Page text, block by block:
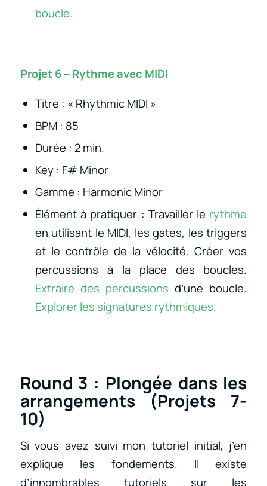
boucle.
Projet 6 – Rythme avec MIDI
Titre : « Rhythmic MIDI »
BPM : 85
Durée : 2 min.
Key : F# Minor
Gamme : Harmonic Minor
Élément à pratiquer : Travailler le rythme
en utilisant le MIDI, les gates, les triggers
et le contrôle de la vélocité. Créer vos
percussions à la place des boucles.
Extraire des percussions d’une boucle.
Explorer les signatures rythmiques.
Round 3 : Plongée dans les
arrangements (Projets 7-
10)
Si vous avez suivi mon tutoriel initial, j’en
explique les fondements. Il existe
d’innombrables tutoriels sur les